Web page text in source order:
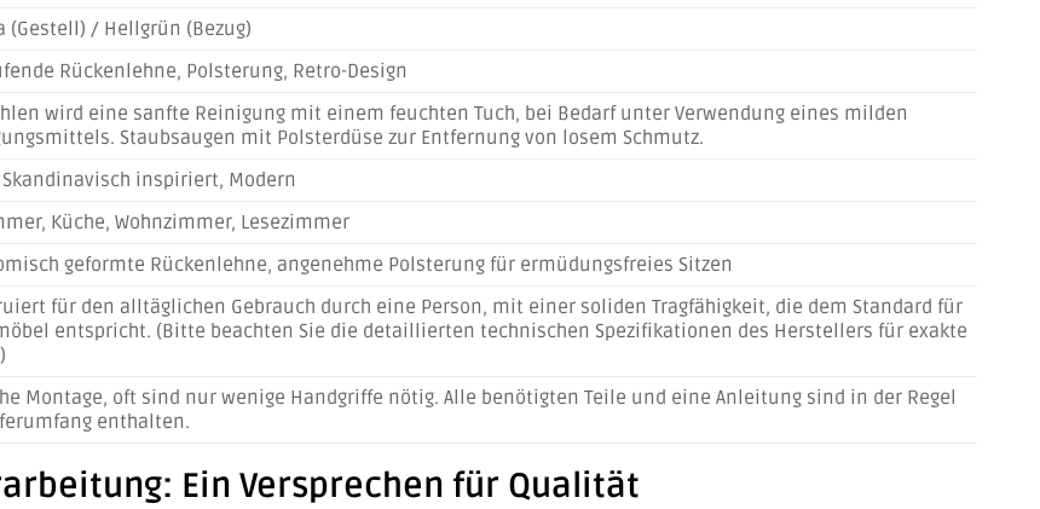
(Gestell) / Hellgrün (Bezug)
Rückenlehne, Polsterung, Retro-Design
wird eine sanfte Reinigung mit einem feuchten Tuch, bei Bedarf unter Verwendung eines milden
Staubsaugen mit Polsterdüse zur Entfernung von losem Schmutz.
Skandinavisch inspiriert, Modern
Küche, Wohnzimmer, Lesezimmer
geformte Rückenlehne, angenehme Polsterung für ermüdungsfreies Sitzen
für den alltäglichen Gebrauch durch eine Person, mit einer soliden Tragfähigkeit, die dem Standard für
entspricht. (Bitte beachten Sie die detaillierten technischen Spezifikationen des Herstellers für exakte
Montage, oft sind nur wenige Handgriffe nötig. Alle benötigten Teile und eine Anleitung sind in der Regel
enthalten.
Ein Versprechen für Qualität